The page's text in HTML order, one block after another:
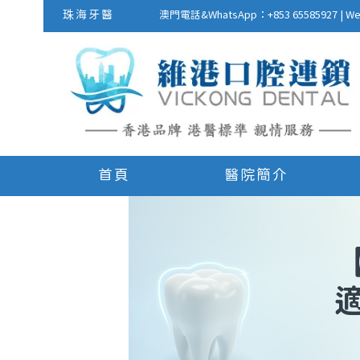
珠海牙醫 澳門電話&WhatsApp：+853 65585927 |
首頁 醫院簡介